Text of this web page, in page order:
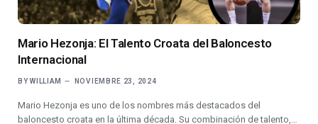
Mario Hezonja: El Talento Croata del Baloncesto
Internacional
BY WILLIAM NOVIEMBRE 23, 2024
Mario Hezonja es uno de los nombres más destacados del
baloncesto croata en la última década. Su combinación de talento,…